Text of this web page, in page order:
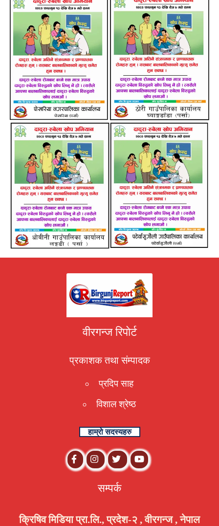
वीरगन्ज रिपोर्ट
प्रकाशक तथा संम्पादक
प्रदिप साह
विशाल श्रेष्ठ
हाम्रो सदस्यहरु
सम्पर्क
क्रिषिव मिडिया प्रा.लि., प्रदेश-२ , वीरगन्ज , नेपाल